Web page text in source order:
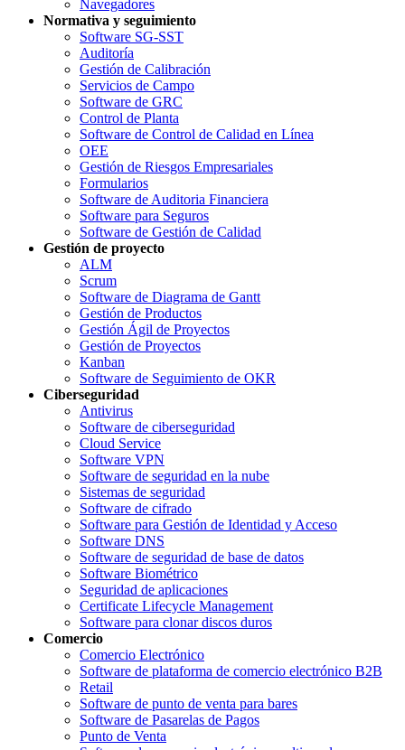
Navegadores
Normativa y seguimiento
Software SG-SST
Auditoría
Gestión de Calibración
Servicios de Campo
Software de GRC
Control de Planta
Software de Control de Calidad en Línea
OEE
Gestión de Riesgos Empresariales
Formularios
Software de Auditoria Financiera
Software para Seguros
Software de Gestión de Calidad
Gestión de proyecto
ALM
Scrum
Software de Diagrama de Gantt
Gestión de Productos
Gestión Ágil de Proyectos
Gestión de Proyectos
Kanban
Software de Seguimiento de OKR
Ciberseguridad
Antivirus
Software de ciberseguridad
Cloud Service
Software VPN
Software de seguridad en la nube
Sistemas de seguridad
Software de cifrado
Software para Gestión de Identidad y Acceso
Software DNS
Software de seguridad de base de datos
Software Biométrico
Seguridad de aplicaciones
Certificate Lifecycle Management
Software para clonar discos duros
Comercio
Comercio Electrónico
Software de plataforma de comercio electrónico B2B
Retail
Software de punto de venta para bares
Software de Pasarelas de Pagos
Punto de Venta